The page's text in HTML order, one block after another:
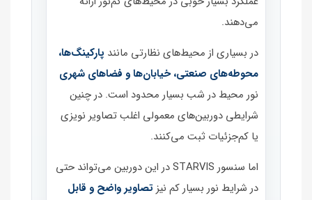
می‌دهند.
در بسیاری از محیط‌های نظارتی مانند پارکینگ‌ها،
محوطه‌های صنعتی، خیابان‌ها و فضاهای شهری
نور محیط در شب بسیار محدود است. در چنین
شرایطی دوربین‌های معمولی اغلب تصاویر نویزی
یا کم‌جزئیات ثبت می‌کنند.
اما سنسور STARVIS در این دوربین می‌تواند حتی
در شرایط نور بسیار کم نیز تصاویر واضح و قابل